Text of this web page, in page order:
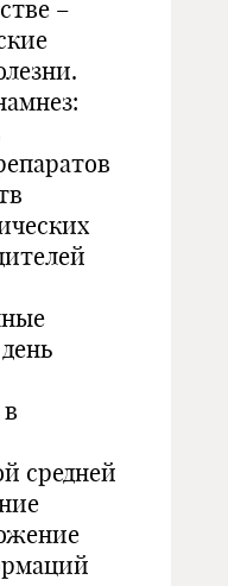
–
средней